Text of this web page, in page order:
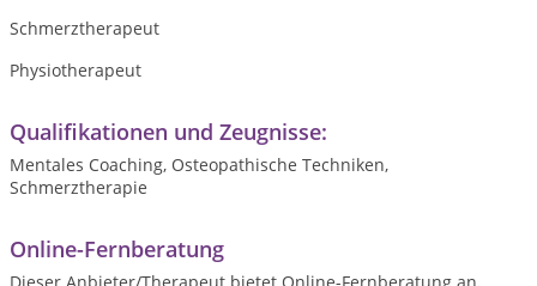
Schmerztherapeut
Physiotherapeut
Qualifikationen und Zeugnisse:
Mentales Coaching, Osteopathische Techniken,
Schmerztherapie
Online-Fernberatung